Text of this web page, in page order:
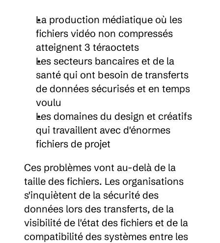
La production médiatique où les
fichiers vidéo non compressés
atteignent 3 téraoctets
Les secteurs bancaires et de la
santé qui ont besoin de transferts
de données sécurisés et en temps
voulu
Les domaines du design et créatifs
qui travaillent avec d'énormes
fichiers de projet
Ces problèmes vont au-delà de la
taille des fichiers. Les organisations
s'inquiètent de la sécurité des
données lors des transferts, de la
visibilité de l'état des fichiers et de la
compatibilité des systèmes entre les